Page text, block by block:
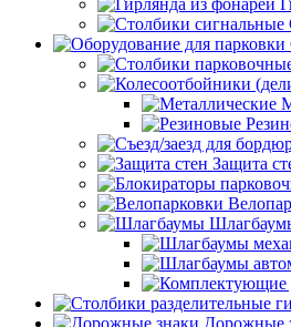
Защита
Дорожные